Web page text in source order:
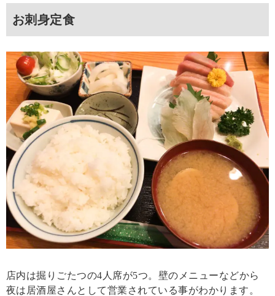
お刺身定食
店内は掘りごたつの4人席が5つ。壁のメニューなどから
夜は居酒屋さんとして営業されている事がわかります。